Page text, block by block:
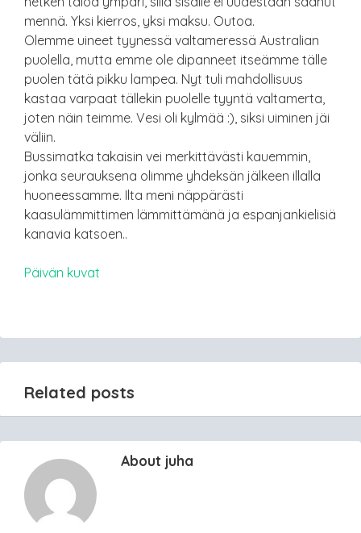
mennä. Yksi kierros, yksi maksu. Outoa.
Olemme uineet tyynessä valtameressä Australian
puolella, mutta emme ole dipanneet itseämme tälle
puolen tätä pikku lampea. Nyt tuli mahdollisuus
kastaa varpaat tällekin puolelle tyyntä valtamerta,
joten näin teimme. Vesi oli kylmää :), siksi uiminen jäi
väliin.
Bussimatka takaisin vei merkittävästi kauemmin,
jonka seurauksena olimme yhdeksän jälkeen illalla
huoneessamme. Ilta meni näppärästi
kaasulämmittimen lämmittämänä ja espanjankielisiä
kanavia katsoen..
Päivän kuvat
Related posts
About juha